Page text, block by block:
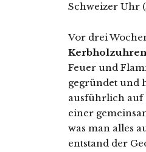
Schweizer Uhr (
Vor drei
Kerbholzuhren
Feuer und
gegründet und
ausführlich auf
einer
was man alles
entstand der